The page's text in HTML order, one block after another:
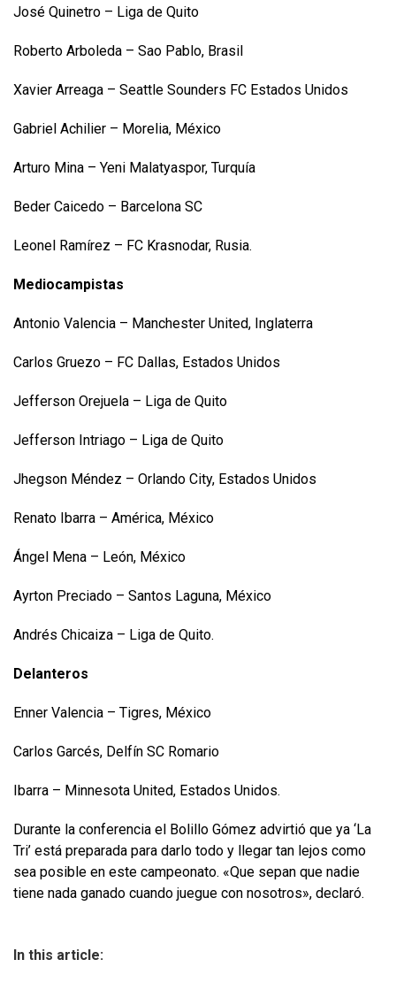
José Quinetro – Liga de Quito
Roberto Arboleda – Sao Pablo, Brasil
Xavier Arreaga – Seattle Sounders FC Estados Unidos
Gabriel Achilier – Morelia, México
Arturo Mina – Yeni Malatyaspor, Turquía
Beder Caicedo – Barcelona SC
Leonel Ramírez – FC Krasnodar, Rusia.
Mediocampistas
Antonio Valencia – Manchester United, Inglaterra
Carlos Gruezo – FC Dallas, Estados Unidos
Jefferson Orejuela – Liga de Quito
Jefferson Intriago – Liga de Quito
Jhegson Méndez – Orlando City, Estados Unidos
Renato Ibarra – América, México
Ángel Mena – León, México
Ayrton Preciado – Santos Laguna, México
Andrés Chicaiza – Liga de Quito.
Delanteros
Enner Valencia – Tigres, México
Carlos Garcés, Delfín SC Romario
Ibarra – Minnesota United, Estados Unidos.
Durante la conferencia el Bolillo Gómez advirtió que ya ‘La
Tri’ está preparada para darlo todo y llegar tan lejos como
sea posible en este campeonato. «Que sepan que nadie
tiene nada ganado cuando juegue con nosotros», declaró.
In this article: